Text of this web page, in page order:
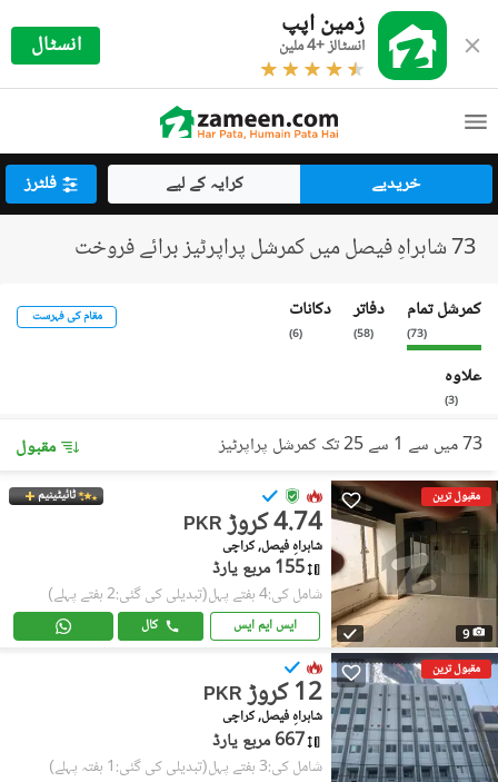
زمین اپپ
انسٹالز +4 ملین انسٹال
خریدیے کرایہ کے لیے فلٹرز
73 شاہراہِ فیصل میں کمرشل پراپرٹیز برائے فروخت
کمرشل تمام
(
73
)
دفاتر
(
58
)
دکانات
(
6
)
علاوہ
(
3
)
مقام کی فہرست
73 میں سے 1 سے 25 تک کمرشل پراپرٹیز مقبول
مقبول ترین
9
ٹائیٹینیم
PKR 4.74 کروڑ
شاہراہِ فیصل, کراچی
155 مربع یارڈ
شامل کی:4 ہفتے پہل (تبدیلی کی گئی:2 ہفتے پہلے)
ایس ایم ایس کال
مقبول ترین
PKR 12 کروڑ
شاہراہِ فیصل, کراچی
667 مربع یارڈ
شامل کی:3 ہفتے پہل (تبدیلی کی گئی:1 ہفتہ پہلے)